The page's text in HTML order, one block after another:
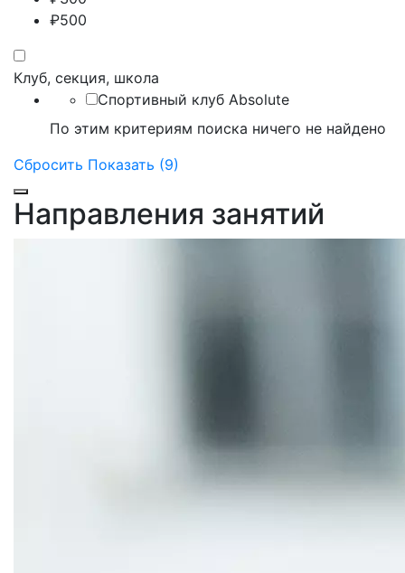
₽500
Клуб, секция, школа
Спортивный клуб Absolute
По этим критериям поиска ничего не найдено
Сбросить Показать (9)
Направления занятий